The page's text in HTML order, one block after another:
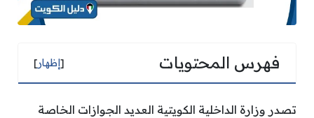
فهرس المحتويات [إظهار]
تصدر وزارة الداخلية الكويتية العديد الجوازات الخاصة